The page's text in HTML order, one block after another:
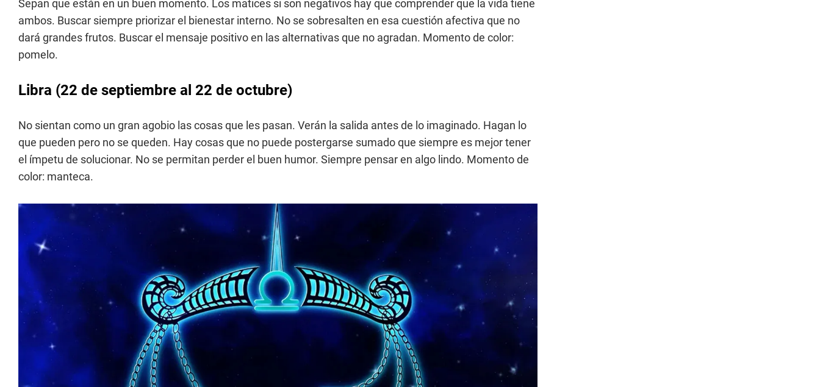
Sepan que están en un buen momento. Los matices si son negativos hay que comprender que la vida tiene
ambos. Buscar siempre priorizar el bienestar interno. No se sobresalten en esa cuestión afectiva que no
dará grandes frutos. Buscar el mensaje positivo en las alternativas que no agradan. Momento de color:
pomelo.
Libra (22 de septiembre al 22 de octubre)
No sientan como un gran agobio las cosas que les pasan. Verán la salida antes de lo imaginado. Hagan lo
que pueden pero no se queden. Hay cosas que no puede postergarse sumado que siempre es mejor tener
el ímpetu de solucionar. No se permitan perder el buen humor. Siempre pensar en algo lindo. Momento de
color: manteca.